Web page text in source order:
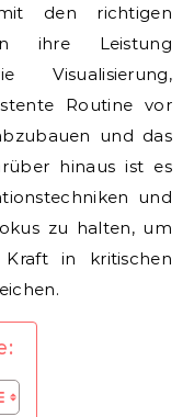
den richtigen
ihre Leistung
Visualisierung,
Routine vor
und das
hinaus ist es
und
zu halten, um
in kritischen